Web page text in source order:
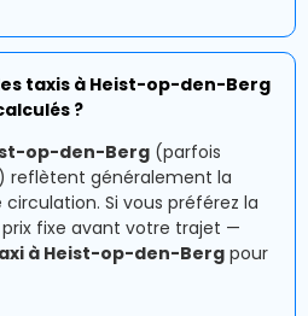
taxis à Heist-op-den-Berg
?
op-den-Berg (parfois
reflètent généralement la
Si vous préférez la
fixe avant votre trajet —
à Heist-op-den-Berg pour